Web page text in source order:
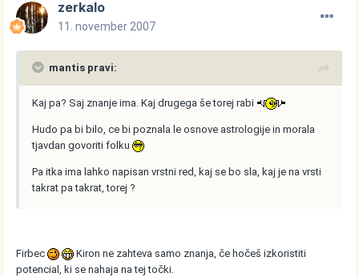
zerkalo
11. november 2007
mantis pravi:
Kaj pa? Saj znanje ima. Kaj drugega še torej rabi
Hudo pa bi bilo, ce bi poznala le osnove astrologije in morala
tjavdan govoriti folku
Pa itka ima lahko napisan vrstni red, kaj se bo sla, kaj je na vrsti
takrat pa takrat, torej ?
Firbec
Kiron ne zahteva samo znanja, če hočeš izkoristiti
potencial, ki se nahaja na tej točki.